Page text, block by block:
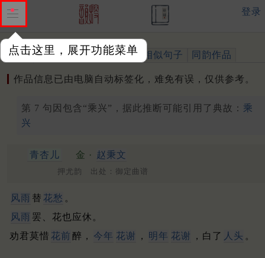
点击这里，展开功能菜单
登录
作品 标注四声 出处、引用 相似句子 同韵作品
作品信息已由电脑自动标签化，难免有误，仅供参考。
第 7 句因包含“乘兴”，据此推断可能引用了典故： 乘
兴
青杏儿 金 · 赵秉文
押尤韵 出处：御定曲谱
风雨 替 花愁 。
风雨 罢、花也应休。
劝君莫惜 花前 醉， 今年 花谢 ， 明年 花谢 ，白了 人头 。